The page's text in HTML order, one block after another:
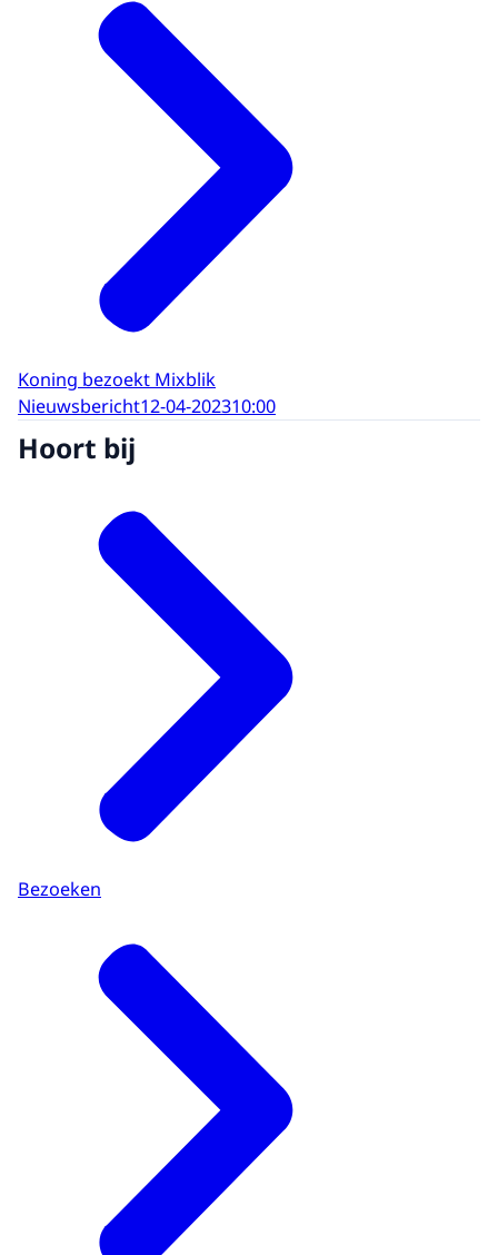
Koning bezoekt Mixblik
Nieuwsbericht12-04-202310:00
Hoort bij
Bezoeken